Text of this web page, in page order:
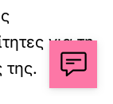
για τη
της.